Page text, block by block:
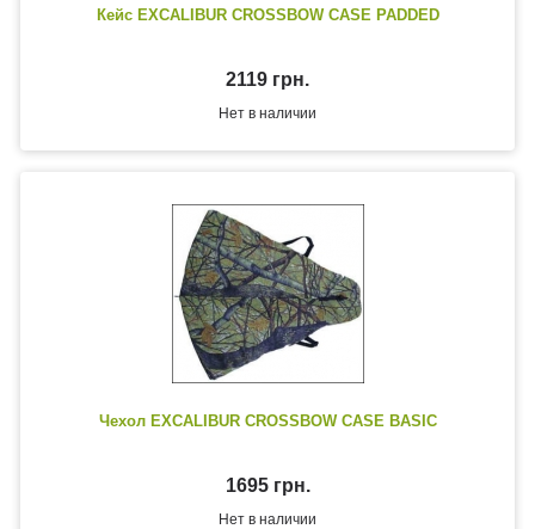
Кейс EXCALIBUR CROSSBOW CASE PADDED
2119 грн.
Нет в наличии
Чехол EXCALIBUR CROSSBOW CASE BASIC
1695 грн.
Нет в наличии